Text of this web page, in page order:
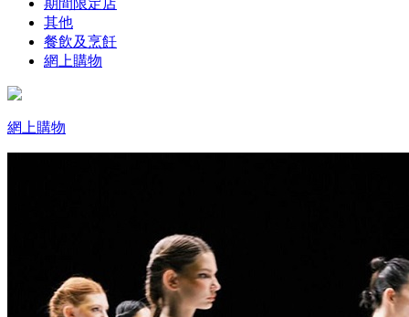
期間限定店
其他
餐飲及烹飪
網上購物
網上購物